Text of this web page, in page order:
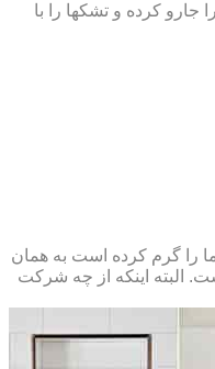
جارو کرده و تشک‏ها را با
را گرم کرده است به همان
البته اینکه از چه شرکت